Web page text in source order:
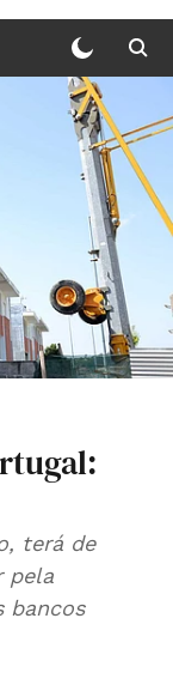
terá de
pela
bancos